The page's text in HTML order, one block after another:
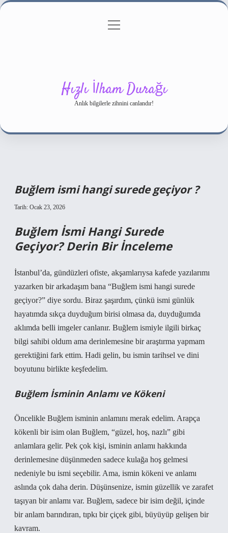
Gizlilik Politikası
menüyü
Hızlı İlham Durağı
Anlık bilgilerle zihnini canlandır!
Buğlem ismi hangi surede geçiyor ?
Tarih: Ocak 23, 2026
Buğlem İsmi Hangi Surede
Geçiyor? Derin Bir İnceleme
İstanbul’da, gündüzleri ofiste, akşamlarıysa kafede yazılarımı
yazarken bir arkadaşım bana “Buğlem ismi hangi surede
geçiyor?” diye sordu. Biraz şaşırdım, çünkü ismi günlük
hayatımda sıkça duyduğum birisi olmasa da, duyduğumda
aklımda belli imgeler canlanır. Buğlem ismiyle ilgili birkaç
bilgi sahibi oldum ama derinlemesine bir araştırma yapmam
gerektiğini fark ettim. Hadi gelin, bu ismin tarihsel ve dini
boyutunu birlikte keşfedelim.
Buğlem İsminin Anlamı ve Kökeni
Öncelikle Buğlem isminin anlamını merak edelim. Arapça
kökenli bir isim olan Buğlem, “güzel, hoş, nazlı” gibi
anlamlara gelir. Pek çok kişi, isminin anlamı hakkında
derinlemesine düşünmeden sadece kulağa hoş gelmesi
nedeniyle bu ismi seçebilir. Ama, ismin kökeni ve anlamı
aslında çok daha derin. Düşünsenize, ismin güzellik ve zarafet
taşıyan bir anlamı var. Buğlem, sadece bir isim değil, içinde
bir anlam barındıran, tıpkı bir çiçek gibi, büyüyüp gelişen bir
kavram.